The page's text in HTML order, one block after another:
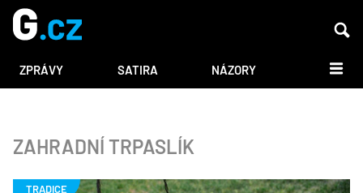
ZPRÁVY SATIRA NÁZORY DALŠÍ
ZAHRADNÍ TRPASLÍK